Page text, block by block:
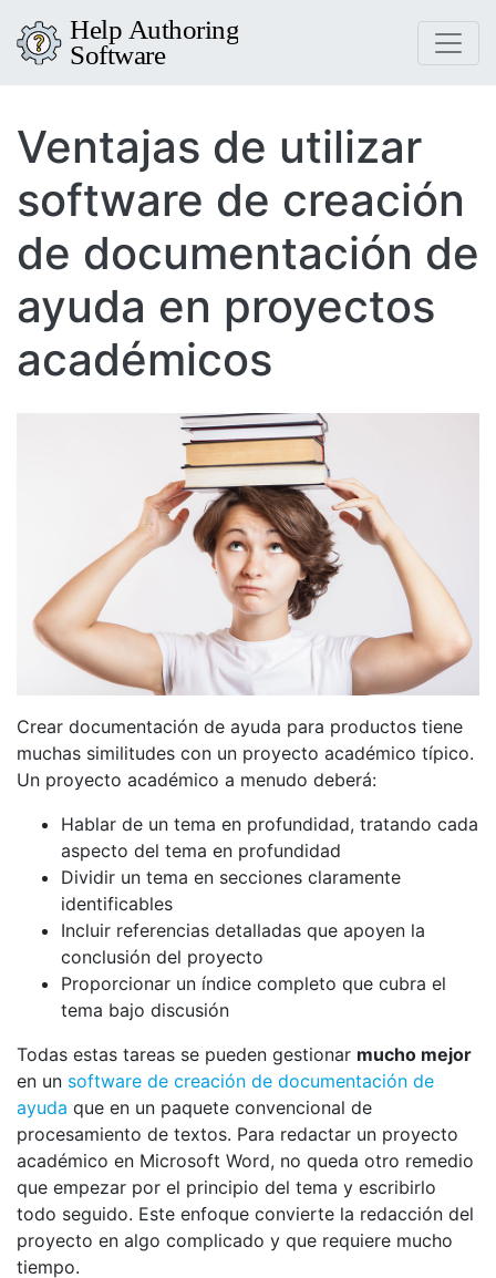
Ventajas de utilizar
software de creación
de documentación de
ayuda en proyectos
académicos
Crear documentación de ayuda para productos tiene
muchas similitudes con un proyecto académico típico.
Un proyecto académico a menudo deberá:
Hablar de un tema en profundidad, tratando cada
aspecto del tema en profundidad
Dividir un tema en secciones claramente
identificables
Incluir referencias detalladas que apoyen la
conclusión del proyecto
Proporcionar un índice completo que cubra el
tema bajo discusión
Todas estas tareas se pueden gestionar mucho mejor
en un software de creación de documentación de
ayuda que en un paquete convencional de
procesamiento de textos. Para redactar un proyecto
académico en Microsoft Word, no queda otro remedio
que empezar por el principio del tema y escribirlo
todo seguido. Este enfoque convierte la redacción del
proyecto en algo complicado y que requiere mucho
tiempo.